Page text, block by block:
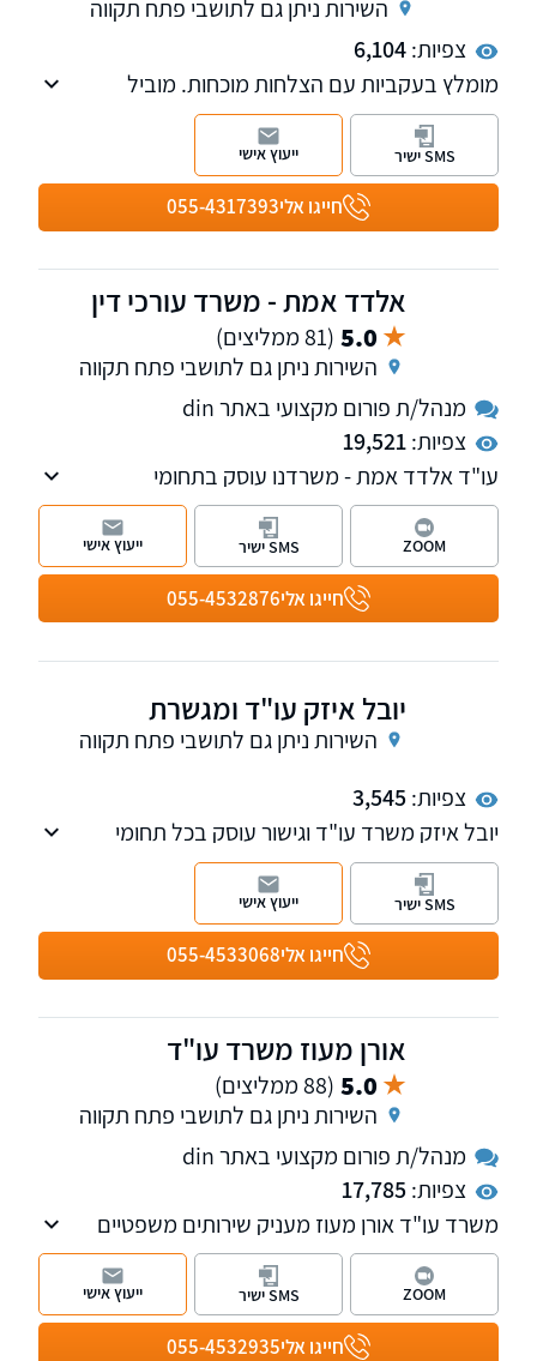
השירות ניתן גם לתושבי פתח תקווה
צפיות:6,104
מומלץ בעקביות עם הצלחות מוכחות. מוביל
בהשגת פיצויים מקסימליים עם 24 שנות ניסיון. פנו
אלינו לקבלת ייעוץ ראשוני והערכת סיכוי. עו"ד יניר
הראל הינו מחבר הספר "דיני הראיות בתביעות
ביטוח ופלת"ד" ומדורג ע"י דנס 100 כעורך דין
מוביל בתחום הביטוח.
חייגו אלי055-4317393
SMS ישיר ייעוץ אישי
אלדד אמת - משרד עורכי דין
5.0 (81 ממליצים)
השירות ניתן גם לתושבי פתח תקווה
מנהל/ת פורום מקצועי באתר din
צפיות:19,521
עו"ד אלדד אמת - משרדנו עוסק בתחומי
המקרקעין והאזרחי-מסחרי.
חייגו אלי055-4532876
ZOOM SMS ישיר ייעוץ אישי
יובל איזק עו"ד ומגשרת
השירות ניתן גם לתושבי פתח תקווה
צפיות:3,545
יובל איזק משרד עו"ד וגישור עוסק בכל תחומי
הנזיקין לרבות תביעות מול הביטוח הלאומי, וכמו
בייפוי כוח מתמשך
חייגו אלי055-4533068
SMS ישיר ייעוץ אישי
אורן מעוז משרד עו"ד
5.0 (88 ממליצים)
השירות ניתן גם לתושבי פתח תקווה
מנהל/ת פורום מקצועי באתר din
צפיות:17,785
משרד עו"ד אורן מעוז מעניק שירותים משפטיים
בתביעות נזקי גוף , ביטוחי תאונות ומחלות, רשלנות
רפואית וביטוח לאומי. למשרד שלוחות בתל אביב
ובקרית אונו. עו"ד אורן מעוז מנהל פורום מחלות
מקצוע. למשרד שלוחות בתל אביב ובקרית אונו
חייגו אלי055-4532935
ZOOM SMS ישיר ייעוץ אישי